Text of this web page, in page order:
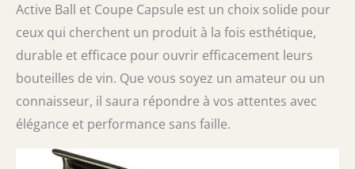
Active Ball et Coupe Capsule est un choix solide pour
ceux qui cherchent un produit à la fois esthétique,
durable et efficace pour ouvrir efficacement leurs
bouteilles de vin. Que vous soyez un amateur ou un
connaisseur, il saura répondre à vos attentes avec
élégance et performance sans faille.